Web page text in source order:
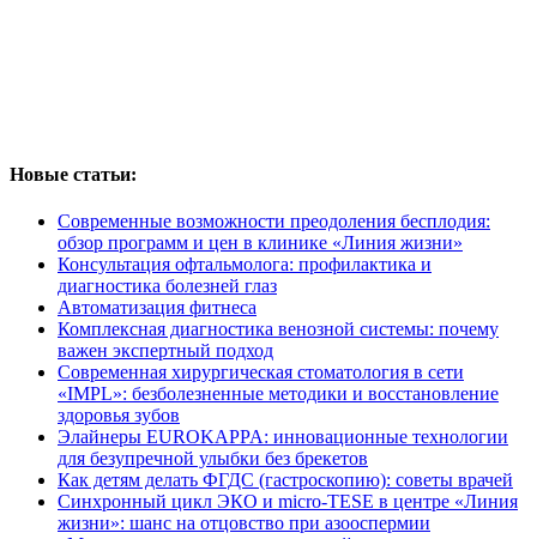
Новые статьи:
Современные возможности преодоления бесплодия:
обзор программ и цен в клинике «Линия жизни»
Консультация офтальмолога: профилактика и
диагностика болезней глаз
Автоматизация фитнеса
Комплексная диагностика венозной системы: почему
важен экспертный подход
Современная хирургическая стоматология в сети
«IMPL»: безболезненные методики и восстановление
здоровья зубов
Элайнеры EUROKAPPA: инновационные технологии
для безупречной улыбки без брекетов
Как детям делать ФГДС (гастроскопию): советы врачей
Синхронный цикл ЭКО и micro-TESE в центре «Линия
жизни»: шанс на отцовство при азооспермии